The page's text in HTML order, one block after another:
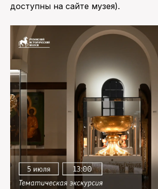
доступны на сайте музея).